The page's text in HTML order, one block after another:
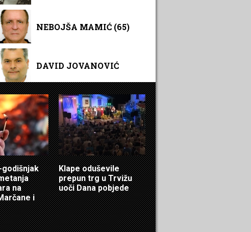
NEBOJŠA MAMIĆ (65)
DAVID JOVANOVIĆ
godišnjak
na
i
Klape oduševile
prepun trg u Trvižu
uoči Dana pobjede